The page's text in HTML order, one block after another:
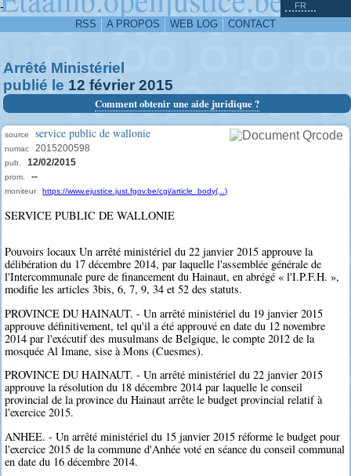
-
RSS A PROPOS WEB LOG CONTACT
FR
Arrêté Ministériel
publié le 12 février 2015
Comment obtenir une aide juridique ?
source service public de wallonie
numac 2015200598
pub. 12/02/2015
prom. --
moniteur https://www.ejustice.just.fgov.be/cgi/article_body(...)
SERVICE PUBLIC DE WALLONIE
Pouvoirs locaux Un arrêté ministériel du 22 janvier 2015 approuve la
délibération du 17 décembre 2014, par laquelle l'assemblée générale de
l'Intercommunale pure de financement du Hainaut, en abrégé « l'I.P.F.H. »,
modifie les articles 3bis, 6, 7, 9, 34 et 52 des statuts.
PROVINCE DU HAINAUT. - Un arrêté ministériel du 19 janvier 2015
approuve définitivement, tel qu'il a été approuvé en date du 12 novembre
2014 par l'exécutif des musulmans de Belgique, le compte 2012 de la
mosquée Al Imane, sise à Mons (Cuesmes).
PROVINCE DU HAINAUT. - Un arrêté ministériel du 22 janvier 2015
approuve la résolution du 18 décembre 2014 par laquelle le conseil
provincial de la province du Hainaut arrête le budget provincial relatif à
l'exercice 2015.
ANHEE. - Un arrêté ministériel du 15 janvier 2015 réforme le budget pour
l'exercice 2015 de la commune d'Anhée voté en séance du conseil communal
en date du 16 décembre 2014.
^